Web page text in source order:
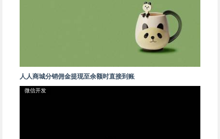
人人商城分销佣金提现至余额时直接到账
微信开发